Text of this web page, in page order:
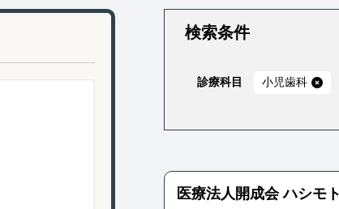
検索条件
診療科目 小児歯科
医療法人開成会 ハシモ